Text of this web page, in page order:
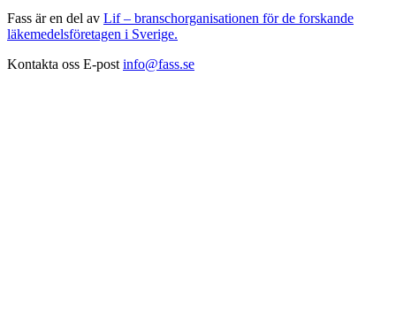
Fass är en del av Lif – branschorganisationen för de forskande
läkemedelsföretagen i Sverige.
Kontakta oss E-post info@fass.se